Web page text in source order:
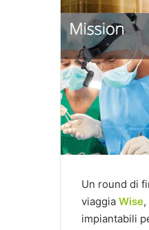
Un round di
viaggia Wise
impiantabili